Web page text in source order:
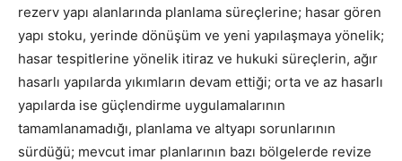
rezerv yapı alanlarında planlama süreçlerine; hasar gören
yapı stoku, yerinde dönüşüm ve yeni yapılaşmaya yönelik;
hasar tespitlerine yönelik itiraz ve hukuki süreçlerin, ağır
hasarlı yapılarda yıkımların devam ettiği; orta ve az hasarlı
yapılarda ise güçlendirme uygulamalarının
tamamlanamadığı, planlama ve altyapı sorunlarının
sürdüğü; mevcut imar planlarının bazı bölgelerde revize